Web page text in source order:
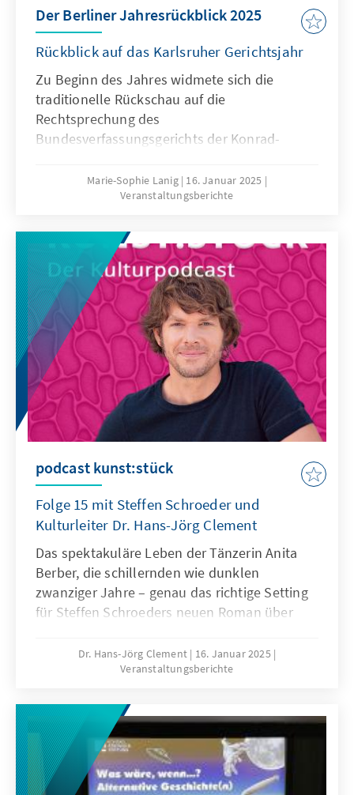
Der Berliner Jahresrückblick 2025
Rückblick auf das Karlsruher Gerichtsjahr
Zu Beginn des Jahres widmete sich die
traditionelle Rückschau auf die
Rechtsprechung des
Bundesverfassungsgerichts der Konrad-
Entscheidungen aus dem vergangenen
Gerichtsjahr. Die Entscheidungen zur
Finanzierungsausschluss sowie zum
Krankenhausvorbehalt verdeutlichten dabei
besonders die legislative Verantwortung des
Gesetzgebers, die weitreichenden Folgen für
Politik, Gesellschaft und Öffentlichkeit bei der
Ausübung des vom höchsten deutschen
Gericht auferlegten Handlungsauftrages zu
berücksichtigen.
Marie-Sophie Lanig 16. Januar 2025
Veranstaltungsberichte
podcast kunst:stück
Folge 15 mit Steffen Schroeder und
Kulturleiter Dr. Hans-Jörg Clement
Das spektakuläre Leben der Tänzerin Anita
Berber, die schillernden wie dunklen
zwanziger Jahre – genau das richtige Setting
für Steffen Schroeders neuen Roman über
Autor ist Stipendiat des
Künstlerförderprogramms der Konrad-
Leben selbst ist vielschichtig:
Burgschauspieler, TV-Kommissar und nicht
zuletzt Vollzugshelfer. Die unterschiedlichen
Lebensentwürfe zeugen von Schreoders
hoher Empathie und differenzierter Analyse
Dr. Hans-Jörg Clement
16. Januar 2025
Veranstaltungsberichte